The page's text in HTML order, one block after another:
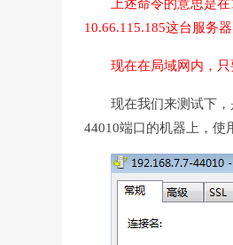
上述命令的意思是
10.66.115.185这台服务
现在在局域网内，
现在我们来测试下
44010端口的机器上，使